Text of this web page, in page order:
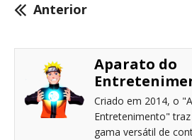
Anterior
Aparato do
Criado em 2014, o
Entretenimento"
gama versátil de